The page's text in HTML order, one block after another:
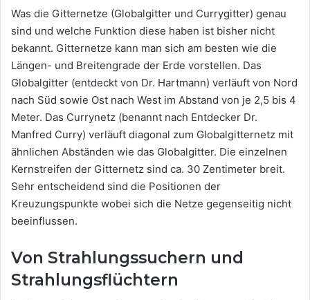
Was die Gitternetze (Globalgitter und Currygitter) genau
sind und welche Funktion diese haben ist bisher nicht
bekannt. Gitternetze kann man sich am besten wie die
Längen- und Breitengrade der Erde vorstellen. Das
Globalgitter (entdeckt von Dr. Hartmann) verläuft von Nord
nach Süd sowie Ost nach West im Abstand von je 2,5 bis 4
Meter. Das Currynetz (benannt nach Entdecker Dr.
Manfred Curry) verläuft diagonal zum Globalgitternetz mit
ähnlichen Abständen wie das Globalgitter. Die einzelnen
Kernstreifen der Gitternetz sind ca. 30 Zentimeter breit.
Sehr entscheidend sind die Positionen der
Kreuzungspunkte wobei sich die Netze gegenseitig nicht
beeinflussen.
Von Strahlungssuchern und
Strahlungsflüchtern